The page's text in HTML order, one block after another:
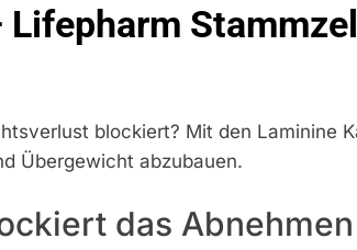
blockiert? Mit den Laminine
Übergewicht abzubauen.
das Abnehmen